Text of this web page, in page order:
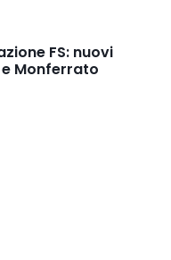
FS: nuovi
Monferrato